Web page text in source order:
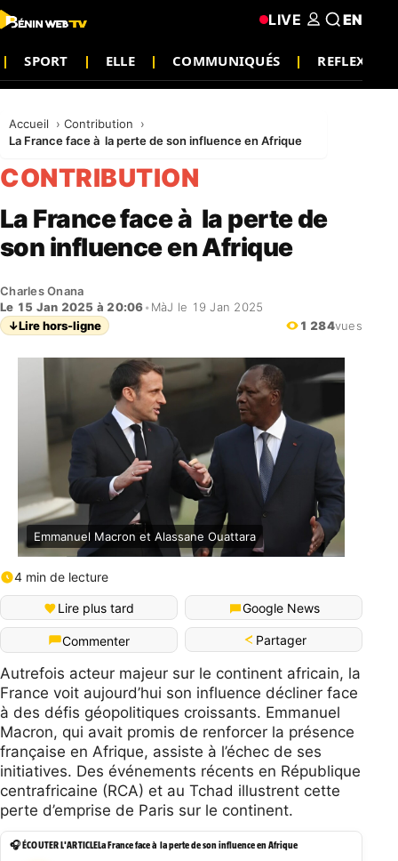
SPORT ELLE COMMUNIQUÉS
LIVE EN
Accueil
Contribution
La France face à la perte de son influence en Afrique
CONTRIBUTION
La France face à la perte de
son influence en Afrique
Charles Onana
Le 15 Jan 2025 à 20:06• MàJ le 19 Jan 2025
↓Lire hors-ligne 1 284vues
Emmanuel Macron et Alassane Ouattara
4 min de lecture
Lire plus tard Google News
Commenter Partager
Autrefois acteur majeur sur le continent africain, la
France voit aujourd’hui son influence décliner face
à des défis géopolitiques croissants. Emmanuel
Macron, qui avait promis de renforcer la présence
française en Afrique, assiste à l’échec de ses
initiatives. Des événements récents en République
centrafricaine (RCA) et au Tchad illustrent cette
perte d’emprise de Paris sur le continent.
🎧 ÉCOUTER L'ARTICLELa France face à la perte de son influence en Afrique